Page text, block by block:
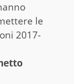
le
2017-